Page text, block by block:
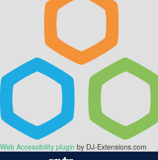
Web Accessibility plugin by DJ-Extensions.com